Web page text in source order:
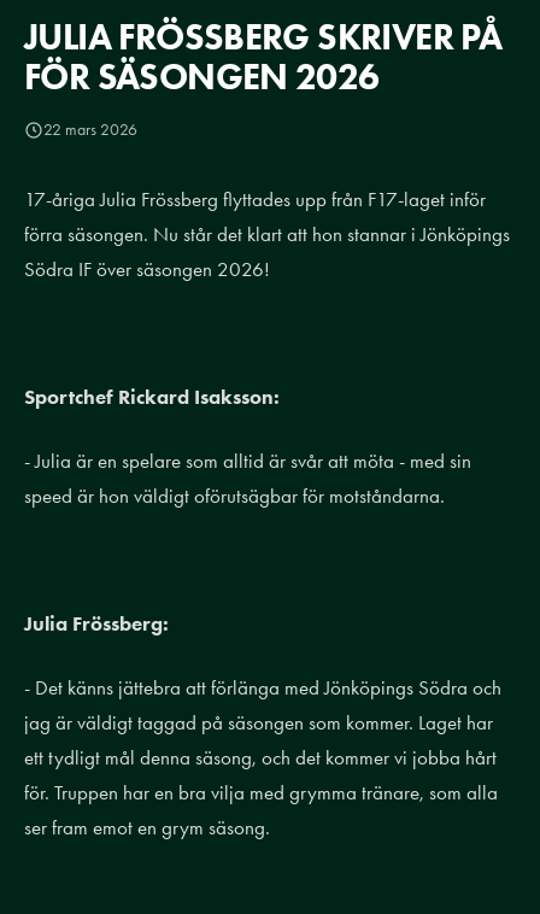
JULIA FRÖSSBERG SKRIVER PÅ
FÖR SÄSONGEN 2026
22 mars 2026
17-åriga Julia Frössberg flyttades upp från F17-laget inför
förra säsongen. Nu står det klart att hon stannar i Jönköpings
Södra IF över säsongen 2026!
Sportchef Rickard Isaksson:
- Julia är en spelare som alltid är svår att möta - med sin
speed är hon väldigt oförutsägbar för motståndarna.
Julia Frössberg:
- Det känns jättebra att förlänga med Jönköpings Södra och
jag är väldigt taggad på säsongen som kommer. Laget har
ett tydligt mål denna säsong, och det kommer vi jobba hårt
för. Truppen har en bra vilja med grymma tränare, som alla
ser fram emot en grym säsong.